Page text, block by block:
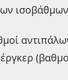
ισοβάθμων